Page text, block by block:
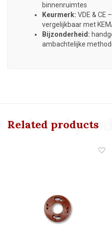
binnenruimtes
Keurmerk: VDE & CE
vergelijkbaar met
Bijzonderheid:
ambachtelijke
Related products
Related